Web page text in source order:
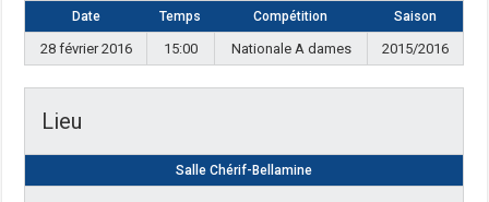
Date Temps Compétition Saison
28 février 2016 15:00 Nationale A dames 2015/2016
Lieu
Salle Chérif-Bellamine